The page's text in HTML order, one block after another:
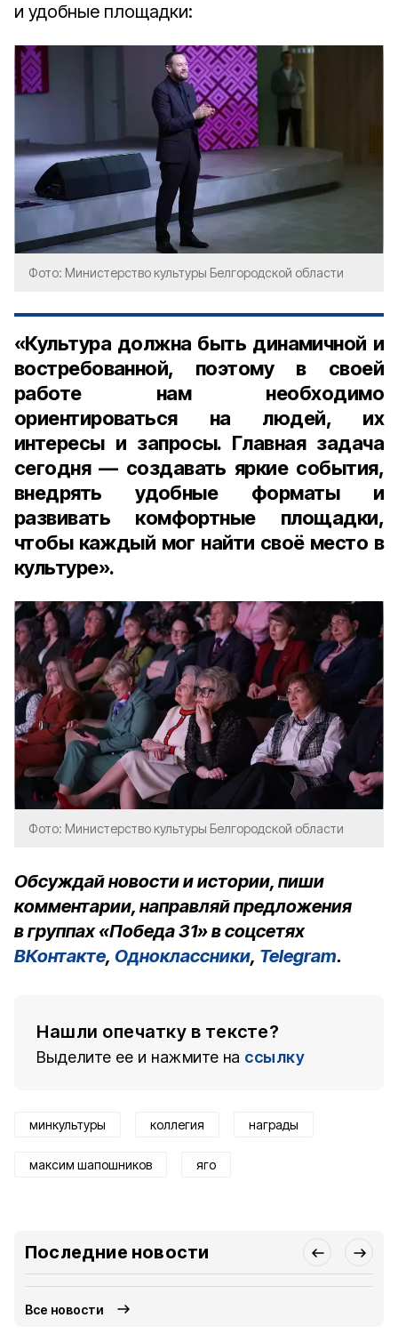
и удобные площадки:
Фото: Министерство культуры Белгородской области
«Культура должна быть динамичной и
востребованной, поэтому в своей
работе нам необходимо
ориентироваться на людей, их
интересы и запросы. Главная задача
сегодня — создавать яркие события,
внедрять удобные форматы и
развивать комфортные площадки,
чтобы каждый мог найти своё место в
культуре».
Фото: Министерство культуры Белгородской области
Обсуждай новости и истории, пиши
комментарии, направляй предложения
в группах «Победа 31» в соцсетях
ВКонтакте, Одноклассники, Telegram.
Нашли опечатку в тексте?
Выделите ее и нажмите на ссылку
минкультуры коллегия награды
максим шапошников яго
Последние новости
Все новости